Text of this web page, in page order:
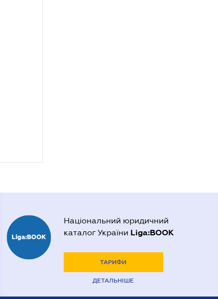
Національний юридичний
каталог України Liga:BOOK
ТАРИФИ
ДЕТАЛЬНІШЕ